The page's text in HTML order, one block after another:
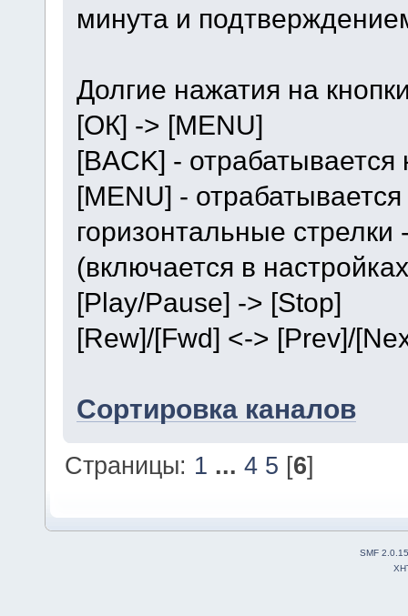
минута и
Долгие нажатия на
[ОК] -> [MENU]
[BACK] -
[MENU] -
горизонтальные стрелки
(включается в
[Play/Pause] -> [Stop]
[Rew]/[Fwd] <-> [Prev]/
Сортировка каналов
Страницы: 1 ...4 5 [6]
SMF 2.0.15